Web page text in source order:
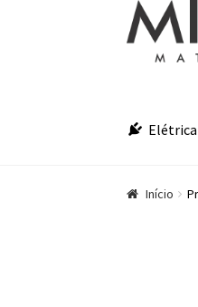
Pular para
Pular para
Elétrica
Início